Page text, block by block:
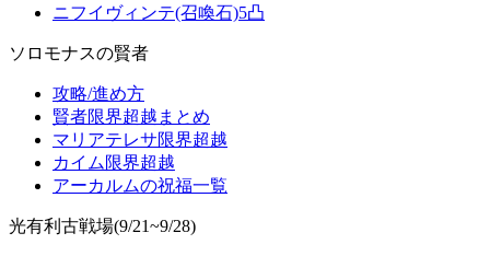
ニフイヴィンテ(召喚石)5凸
ソロモナスの賢者
攻略/進め方
賢者限界超越まとめ
マリアテレサ限界超越
カイム限界超越
アーカルムの祝福一覧
光有利古戦場(9/21~9/28)